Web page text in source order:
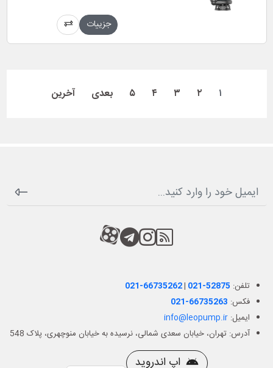
جزییات
۱ ۲ ۳ ۴ ۵ بعدی آخرین
RSS
کانال آپارات
کانال تلگرام
کانال آپارات
تلفن: 021-66735262| 021-52875
فکس: 021-66735263
ایمیل:info@leopump.ir
آدرس: تهران، خیابان سعدی شمالی، نرسیده به خیابان منوچهری، پلاک 548
اپ اندروید